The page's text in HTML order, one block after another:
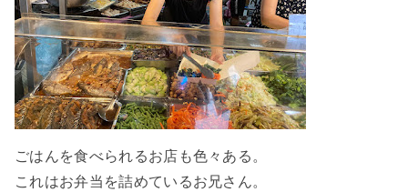
ごはんを食べられるお店も色々ある。
これはお弁当を詰めているお兄さん。